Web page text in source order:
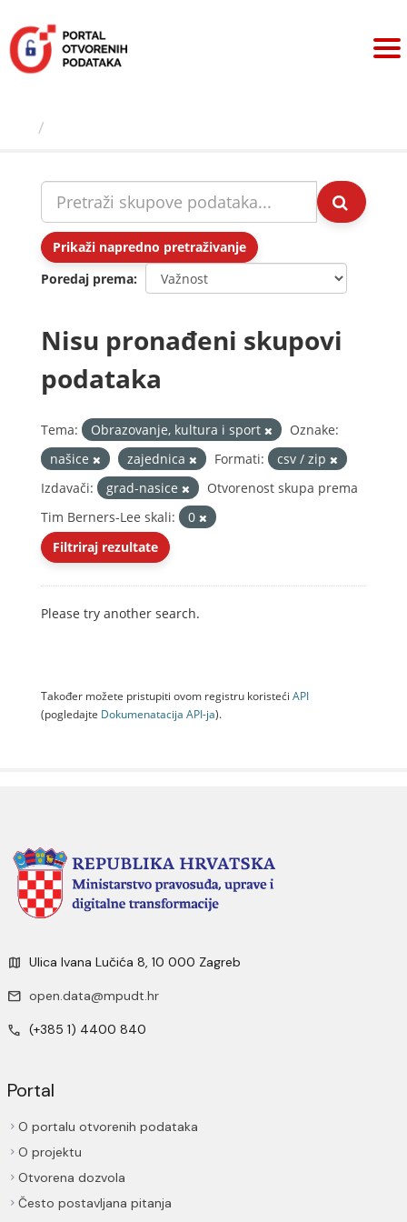
sadržaj
Prikaži napredno pretraživanje
Poredaj prema
Nisu pronađeni skupovi
podataka
Tema: Obrazovanje, kultura i sport
Oznake:
našice
zajednica Formati:
csv / zip
Izdavači:
grad-nasice
Otvorenost skupa prema
Tim Berners-Lee skali:
0
Filtriraj rezultate
Please try another search.
Također možete pristupiti ovom registru koristeći API
(pogledajte Dokumenаtаcijа API-jа).